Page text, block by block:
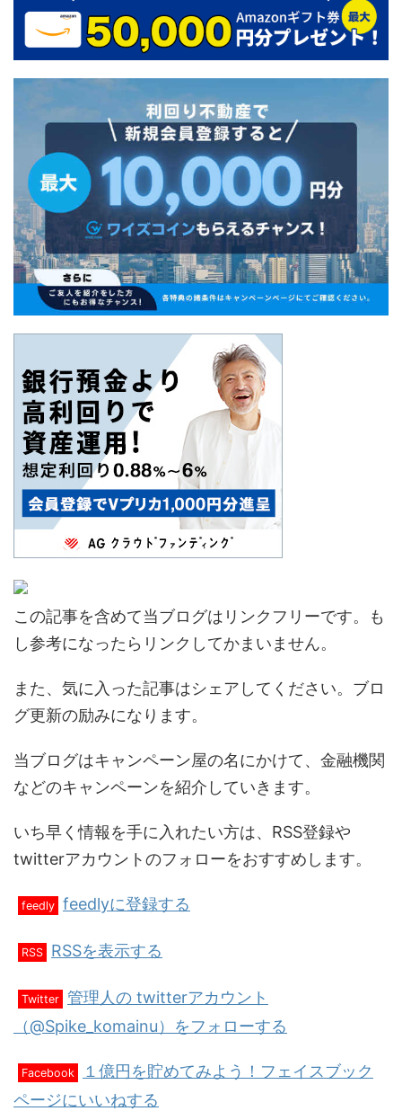
この記事を含めて当ブログはリンクフリーです。も
し参考になったらリンクしてかまいません。
また、気に入った記事はシェアしてください。ブロ
グ更新の励みになります。
当ブログはキャンペーン屋の名にかけて、金融機関
などのキャンペーンを紹介していきます。
いち早く情報を手に入れたい方は、RSS登録や
twitterアカウントのフォローをおすすめします。
feedly feedlyに登録する
RSS RSSを表示する
Twitter 管理人の twitterアカウント
（@Spike_komainu）をフォローする
Facebook
１億円を貯めてみよう！フェイスブック
ページにいいねする